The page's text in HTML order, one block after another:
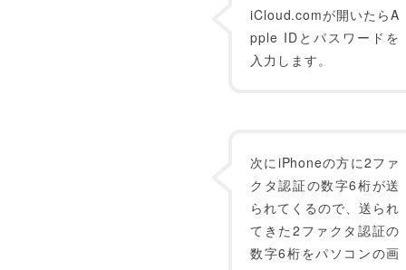
iCloud.comが開いたらA
pple IDとパスワードを
入力します。
次にiPhoneの方に2ファ
クタ認証の数字6桁が送
られてくるので、送られ
てきた2ファクタ認証の
数字6桁をパソコンの画